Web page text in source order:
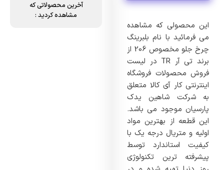
این محصولی که مشاهده
می فرمائید با نام بلبرینگ
چرخ جلو مخصوص 206 از
برند تی آر TR در لیست
فروش محصولات فروشگاه
اینترنتی کار آی کالا متعلق
به شرکت شاهین یدک
پارسیان موجود می باشد.
این قطعه از بهترین مواد
اولیه و متریال درجه یک با
کیفیت استاندارد توسط
پیشرفته ترین تکنولوژی
آخرین محصولاتی که
مشاهده کردید :